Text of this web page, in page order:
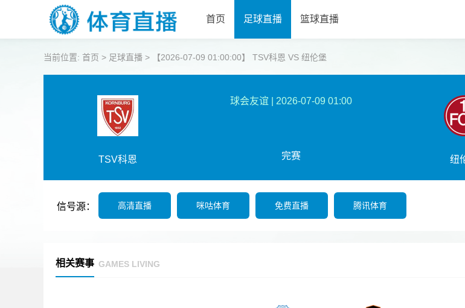
首页 足球直播 篮球直播
当前位置: 首页 > 足球直播 > 【2026-07-09 01:00:00】 TSV科恩 VS 纽伦堡
TSV科恩
球会友谊 2026-07-09 01:00
完赛 纽
信号源： 高清直播 咪咕体育 免费直播 腾讯体育
相关赛事 GAMES LIVING